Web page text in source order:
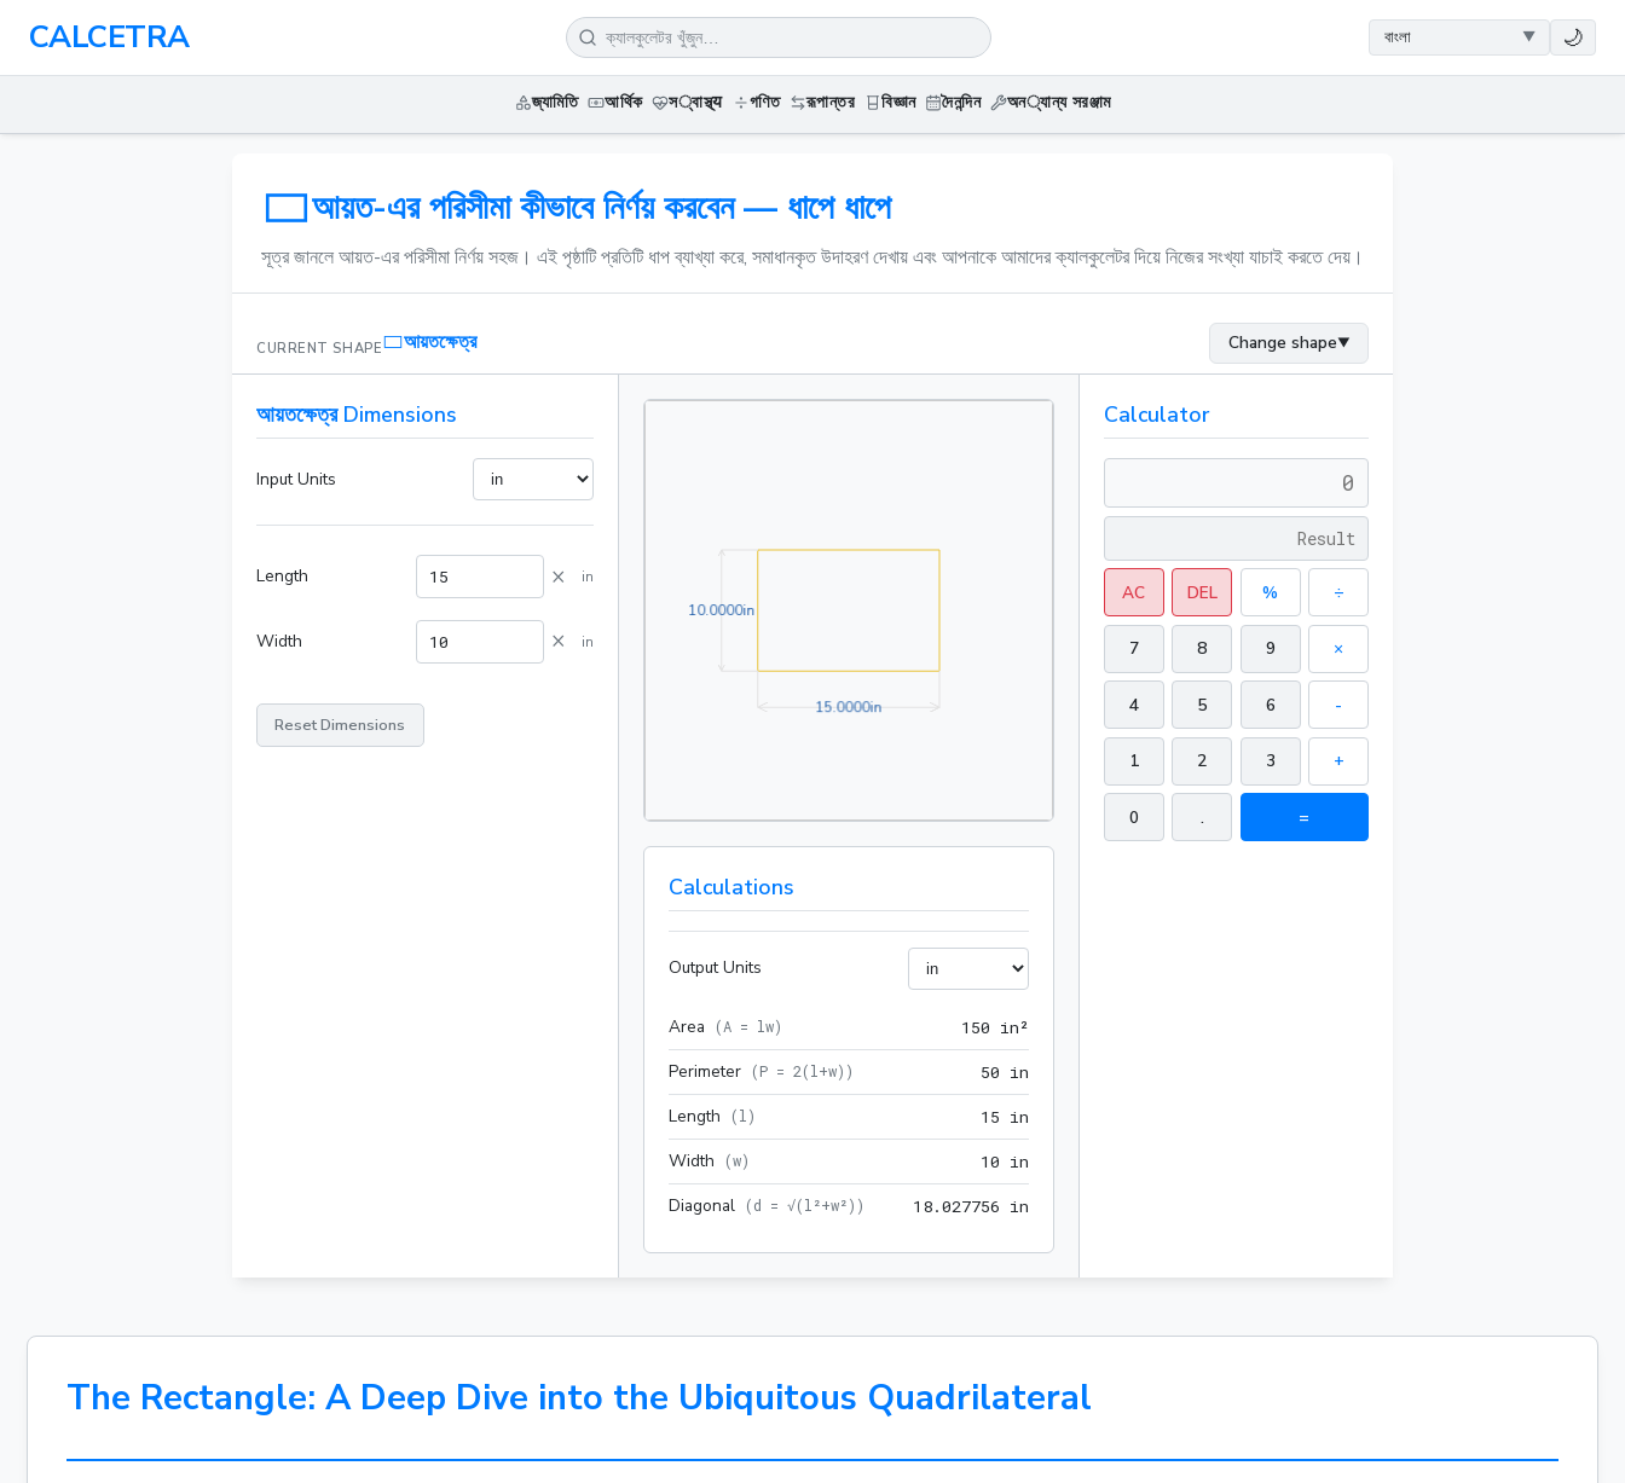
CALCETRA 🌙
জ্যামিতি আর্থিক স्বাস্থ্य গণিত রূপান্তর বিজ্ঞান দৈনন্দিন অন्যান্য সরঞ্জাম
আয়ত-এর পরিসীমা কীভাবে নির্ণয় করবেন — ধাপে ধাপে
সূত্র জানলে আয়ত-এর পরিসীমা নির্ণয় সহজ। এই পৃষ্ঠাটি প্রতিটি ধাপ ব্যাখ্যা করে, সমাধানকৃত উদাহরণ দেখায় এবং আপনাকে আমাদের ক্যালকুলেটর দিয়ে নিজের সংখ্যা যাচাই করতে দেয়।
CURRENT SHAPE আয়তক্ষেত্র Change shape▼
আয়তক্ষেত্র Dimensions
Input Units
Length × in
Width × in
Reset Dimensions
15.0000in15.0000in
10.0000in10.0000in
Calculations
Output Units
Area (A = lw) 1 50 in²
Perimeter (P = 2(l+w) ) 50 in
Length (l ) 1 5 in
Width (w) 10 in
Diagonal (d = √(l²+w²) ) 1 8.027756 in
Calculator
AC DEL % ÷
7 8 9 ×
4 5 6 -
1 2 3 +
0 . =
The Rectangle: A Deep Dive into the Ubiquitous Quadrilateral